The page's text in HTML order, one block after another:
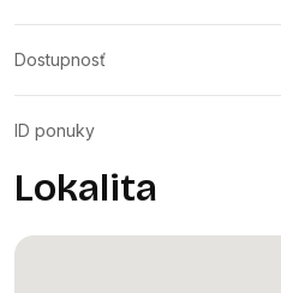
Dostupnosť
ID ponuky
Lokalita